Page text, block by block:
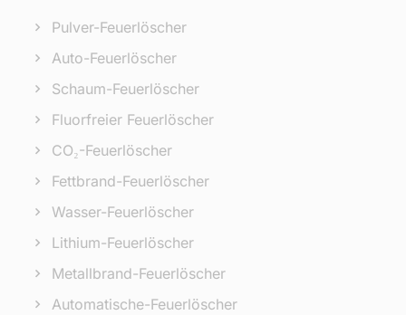
Pulver-Feuerlöscher
Auto-Feuerlöscher
Schaum-Feuerlöscher
Fluorfreier Feuerlöscher
CO₂-Feuerlöscher
Fettbrand-Feuerlöscher
Wasser-Feuerlöscher
Lithium-Feuerlöscher
Metallbrand-Feuerlöscher
Automatische-Feuerlöscher